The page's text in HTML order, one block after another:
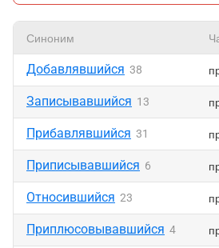
Синоним
Добавлявшийся 38
Записывавшийся 13
Прибавлявшийся 31
Приписывавшийся 6
Относившийся 23
Приплюсовывавшийся 4